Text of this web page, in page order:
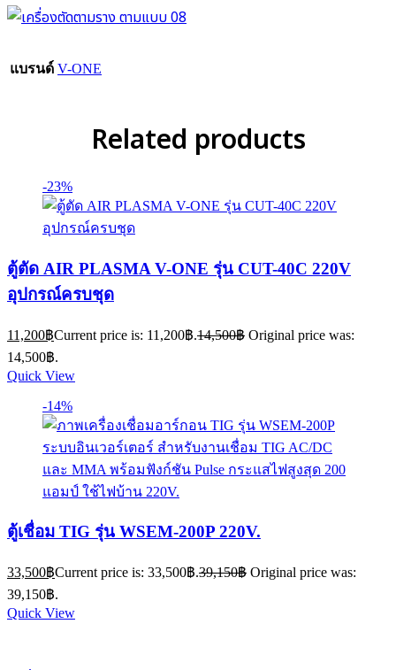
แบรนด์ V-ONE
Related products
-23%
ตู้ตัด AIR PLASMA V-ONE รุ่น CUT-40C 220V
อุปกรณ์ครบชุด
11,200฿Current price is: 11,200฿.14,500฿ Original price was:
14,500฿.
Quick View
-14%
ตู้เชื่อม TIG รุ่น WSEM-200P 220V.
33,500฿Current price is: 33,500฿.39,150฿ Original price was:
39,150฿.
Quick View